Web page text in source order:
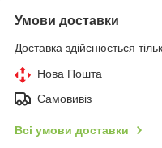
Умови доставки
Доставка здійснюється
Нова Пошта
Самовивіз
Всі умови доставки